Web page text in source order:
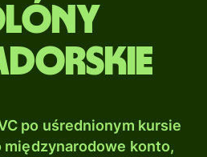
po uśrednionym kursie
międzynarodowe konto,